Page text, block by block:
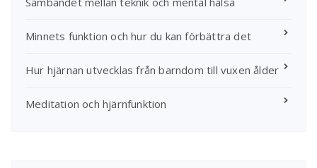
Minnets funktion och hur du kan förbättra det
Hur hjärnan utvecklas från barndom till vuxen ålder
Meditation och hjärnfunktion